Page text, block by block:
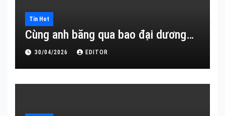
Tin Hot
Cùng anh băng qua bao đại dương…
30/04/2026 EDITOR